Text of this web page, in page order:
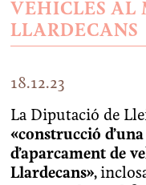
VEHICLES AL
LLARDECANS
18.12.23
La Diputació de
«construcció
d’aparcament de
Llardecans»,